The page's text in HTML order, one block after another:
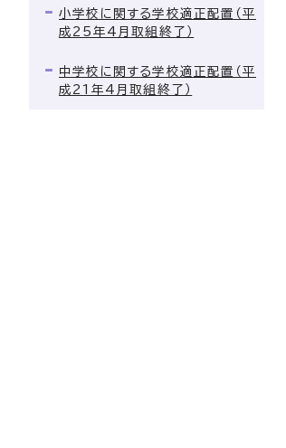
小学校に関する学校適正配置（平
成25年4月取組終了）
中学校に関する学校適正配置（平
成21年4月取組終了）